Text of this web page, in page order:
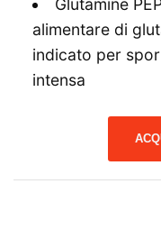
Glutamine
alimentare di
indicato per
intensa